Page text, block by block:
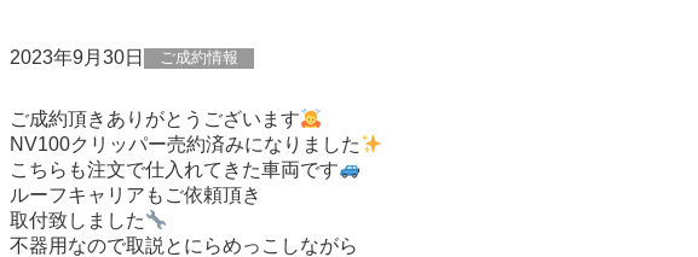
2023年9月30日 ご成約情報
ご成約頂きありがとうございます
NV100クリッパー売約済みになりました
こちらも注文で仕入れてきた車両です
ルーフキャリアもご依頼頂き
取付致しました
不器用なので取説とにらめっこしながら